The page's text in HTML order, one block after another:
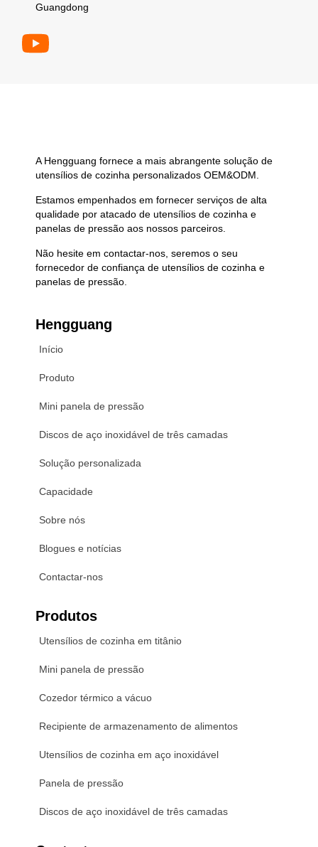
Guangdong
A Hengguang fornece a mais abrangente solução de
utensílios de cozinha personalizados OEM&ODM.
Estamos empenhados em fornecer serviços de alta
qualidade por atacado de utensílios de cozinha e
panelas de pressão aos nossos parceiros.
Não hesite em contactar-nos, seremos o seu
fornecedor de confiança de utensílios de cozinha e
panelas de pressão.
Hengguang
Início
Produto
Mini panela de pressão
Discos de aço inoxidável de três camadas
Solução personalizada
Capacidade
Sobre nós
Blogues e notícias
Contactar-nos
Produtos
Utensílios de cozinha em titânio
Mini panela de pressão
Cozedor térmico a vácuo
Recipiente de armazenamento de alimentos
Utensílios de cozinha em aço inoxidável
Panela de pressão
Discos de aço inoxidável de três camadas